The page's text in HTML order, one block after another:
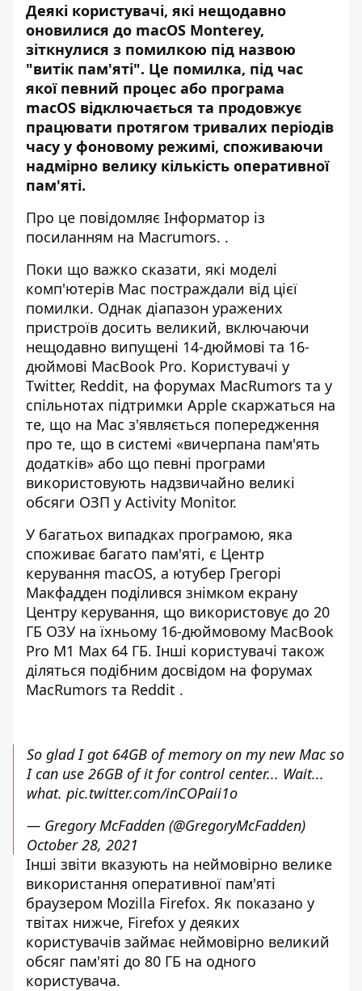
Деякі користувачі, які нещодавно
оновилися до macOS Monterey,
зіткнулися з помилкою під назвою
"витік пам'яті". Це помилка, під час
якої певний процес або програма
macOS відключається та продовжує
працювати протягом тривалих періодів
часу у фоновому режимі, споживаючи
надмірно велику кількість оперативної
пам'яті.
Про це повідомляє Інформатор із
посиланням на Macrumors. .
Поки що важко сказати, які моделі
комп'ютерів Mac постраждали від цієї
помилки. Однак діапазон уражених
пристроїв досить великий, включаючи
нещодавно випущені 14-дюймові та 16-
дюймові MacBook Pro. Користувачі у
Twitter, Reddit, на форумах MacRumors та у
спільнотах підтримки Apple скаржаться на
те, що на Mac з'являється попередження
про те, що в системі «вичерпана пам'ять
додатків» або що певні програми
використовують надзвичайно великі
обсяги ОЗП у Activity Monitor.
У багатьох випадках програмою, яка
споживає багато пам'яті, є Центр
керування macOS, а ютубер Грегорі
Макфадден поділився знімком екрану
Центру керування, що використовує до 20
ГБ ОЗУ на їхньому 16-дюймовому MacBook
Pro M1 Max 64 ГБ. Інші користувачі також
діляться подібним досвідом на форумах
MacRumors та Reddit .
So glad I got 64GB of memory on my new Mac so
I can use 26GB of it for control center... Wait...
what. pic.twitter.com/inCOPaii1o
— Gregory McFadden (@GregoryMcFadden)
October 28, 2021
Інші звіти вказують на неймовірно велике
використання оперативної пам'яті
браузером Mozilla Firefox. Як показано у
твітах нижче, Firefox у деяких
користувачів займає неймовірно великий
обсяг пам'яті до 80 ГБ на одного
користувача.